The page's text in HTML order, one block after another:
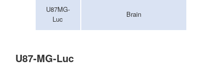
U87MG-
Luc
Brain
U87-MG-Luc